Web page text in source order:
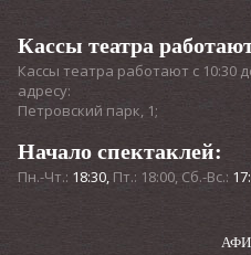
Кассы театра
Кассы театра работают с 10:30
адресу:
Петровский парк, 1;
Начало спектаклей:
Пн.-Чт.: 18:30, Пт.: 18:00, Сб.-Вс.: